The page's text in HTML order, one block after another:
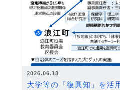
2026.06.18
大学等の「復興知」を活